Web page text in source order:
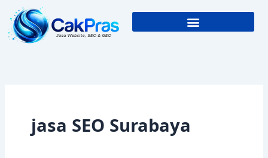
content
jasa SEO Surabaya